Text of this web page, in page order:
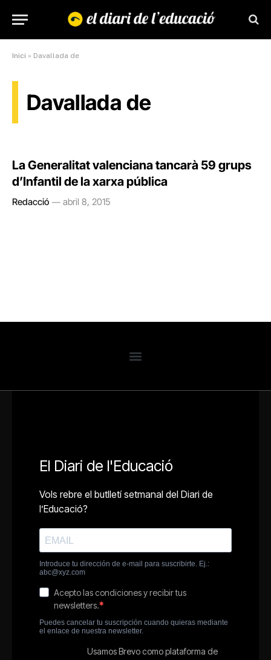
Inici » Davallada de
Davallada de
La Generalitat valenciana tancarà 59 grups
d’Infantil de la xarxa pública
Redacció abril 8, 2015